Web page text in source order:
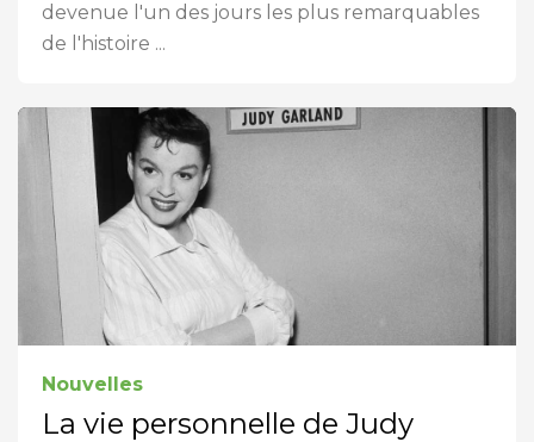
devenue l'un des jours les plus remarquables
de l'histoire ...
Nouvelles
La vie personnelle de Judy